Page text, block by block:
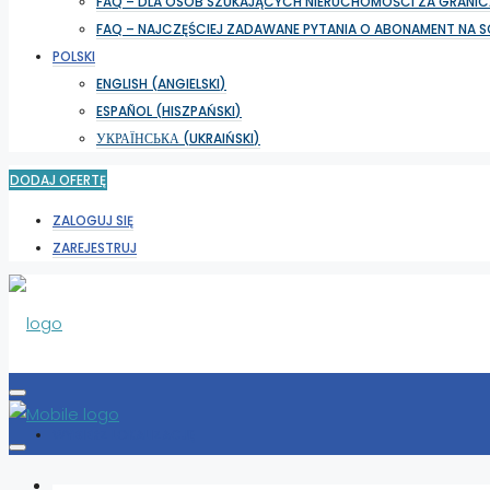
FAQ – NAJCZĘŚCIEJ ZADAWANE PYTANIA O ABONAMENT NA
POLSKI
ENGLISH (ANGIELSKI)
ESPAÑOL (HISZPAŃSKI)
УКРАЇНСЬКА (UKRAIŃSKI)
DODAJ OFERTĘ
ZALOGUJ SIĘ
ZAREJESTRUJ